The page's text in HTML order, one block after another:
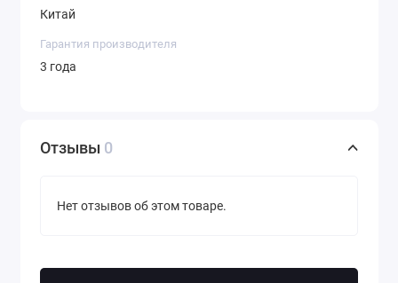
Китай
Гарантия производителя
3 года
Отзывы 0
Нет отзывов об этом товаре.